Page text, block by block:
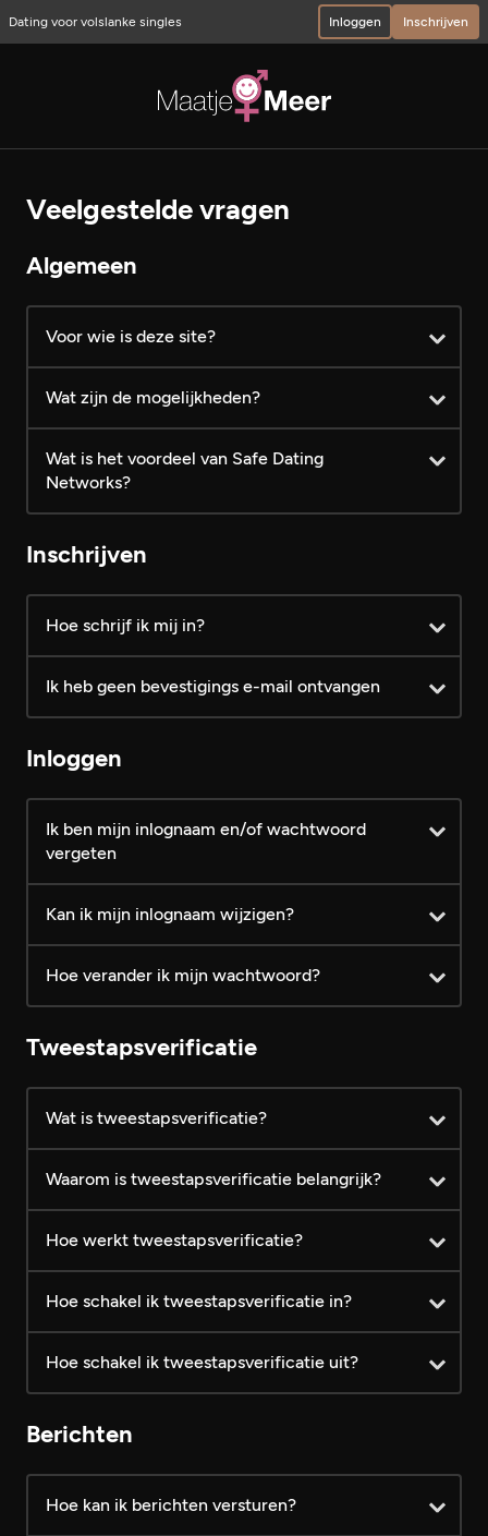
Dating voor volslanke singles Inloggen Inschrijven
Veelgestelde vragen
Algemeen
Voor wie is deze site?
Wat zijn de mogelijkheden?
Profielen bekijken
FotoZapper gebruiken
Verzonden berichten altijd
leesbaar
Persoonlijke berichten sturen
Foto's plaatsen
Hoofdfoto's bekijken
Extra foto's bekijken
Laatste bezoekers bekijken
Prijs (inclusief BTW) Gratis
24,99
Wat is het voordeel van Safe Dating
Networks?
Inschrijven
Hoe schrijf ik mij in?
Ik heb geen bevestigings e-mail ontvangen
Inloggen
Ik ben mijn inlognaam en/of wachtwoord
vergeten
Kan ik mijn inlognaam wijzigen?
Hoe verander ik mijn wachtwoord?
Tweestapsverificatie
Wat is tweestapsverificatie?
Waarom is tweestapsverificatie belangrijk?
Hoe werkt tweestapsverificatie?
Android iOS Android
iOS
Android
Hoe schakel ik tweestapsverificatie in?
Hoe schakel ik tweestapsverificatie uit?
Berichten
Hoe kan ik berichten versturen?